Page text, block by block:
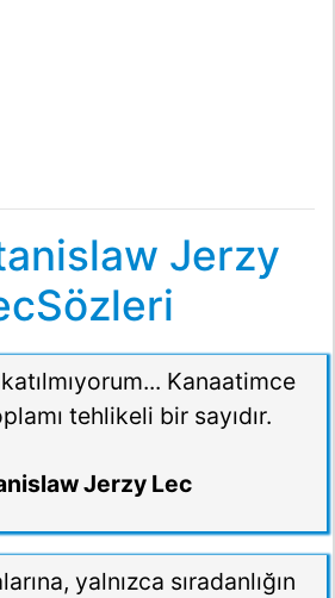
Jerzy
Kanaatimce
tehlikeli bir sayıdır.
Jerzy Lec
yalnızca sıradanlığın